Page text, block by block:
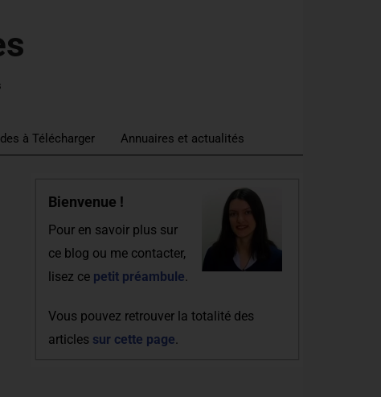
à Télécharger Annuaires et actualités
Bienvenue !
Pour en savoir plus sur
ce blog ou me contacter,
lisez ce petit préambule.
Vous pouvez retrouver la totalité des
articles sur cette page.